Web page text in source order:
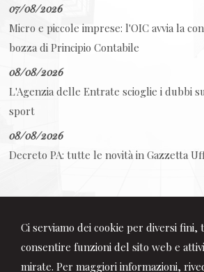
Ci serviamo dei cookie per diversi
consentire funzioni del sito web e
mirate. Per maggiori informazioni,
07/08/2026
Micro e piccole imprese: l'OIC avvia la
bozza di Principio Contabile
08/08/2026
L'Agenzia delle Entrate scioglie i dubbi
sport
08/08/2026
Decreto PA: tutte le novità in Gazzetta